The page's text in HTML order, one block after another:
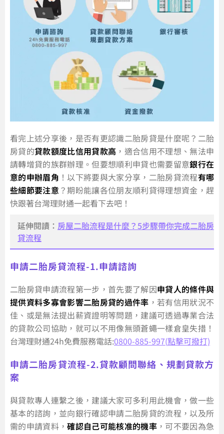
看完上述分享後，是否有更認識二胎房貸是什麼呢？二胎
房貸的貸款額度比信用貸款高 ，適合信用不理想、無法申
請轉增貸的族群辦理。但要想順利申貸也需要留意銀行在
意的申辦眉角 ！以下將要與大家分享，二胎房貸流程有哪
些細節要注意 ？期盼能讓各位朋友順利貸得理想資金，趕
快跟著台灣理財通一起看下去吧！
延伸閱讀： 房屋二胎流程是什麼？5步驟帶你完成二胎房
貸流程
申請二胎房貸流程-1.申請諮詢
二胎房貸申請流程第一步，首先要了解因申貸人的條件與
提供資料多寡會影響二胎房貸的過件率 ，若有信用狀況不
佳、或是無法提出薪資證明等問題，建議可透過專業合法
的貸款公司協助，就可以不用像無頭蒼蠅一樣倉皇失措！
台灣理財通24h免費服務電話:0800-885-997(點擊可撥打)
申請二胎房貸流程-2.貸款顧問聯絡、規劃貸款方
案
與貸款專人連繫之後，建議大家可多利用此機會，做一些
基本的諮詢，並向銀行確認申請二胎房貸的流程，以及所
需的申請資料，確認自己可能核准的機率 ，可不要因為急